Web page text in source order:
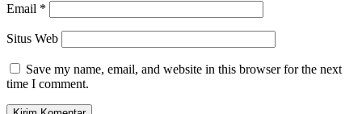
Email *
Situs Web
Save my name, email, and website in this browser for the next
time I comment.